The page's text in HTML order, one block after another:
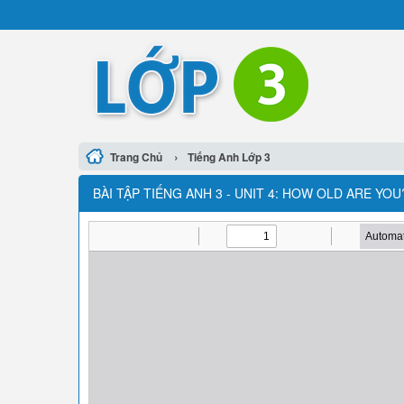
Trang Chủ › Tiếng Anh Lớp 3
BÀI TẬP TIẾNG ANH 3 - UNIT 4: HOW OLD ARE